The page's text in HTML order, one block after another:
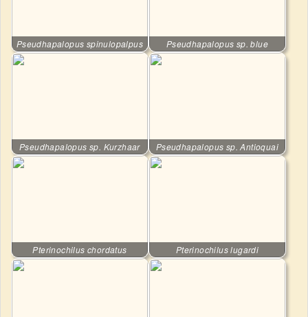
Pseudhapalopus spinulopalpus Pseudhapalopus sp. blue
Pseudhapalopus sp. Kurzhaar Pseudhapalopus sp. Antioquai
Pterinochilus chordatus Pterinochilus lugardi